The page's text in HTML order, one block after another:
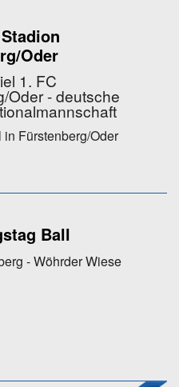
Oder
1. FC
Oder - deutsche
in Fürstenberg/Oder
Ball
- Wöhrder Wiese